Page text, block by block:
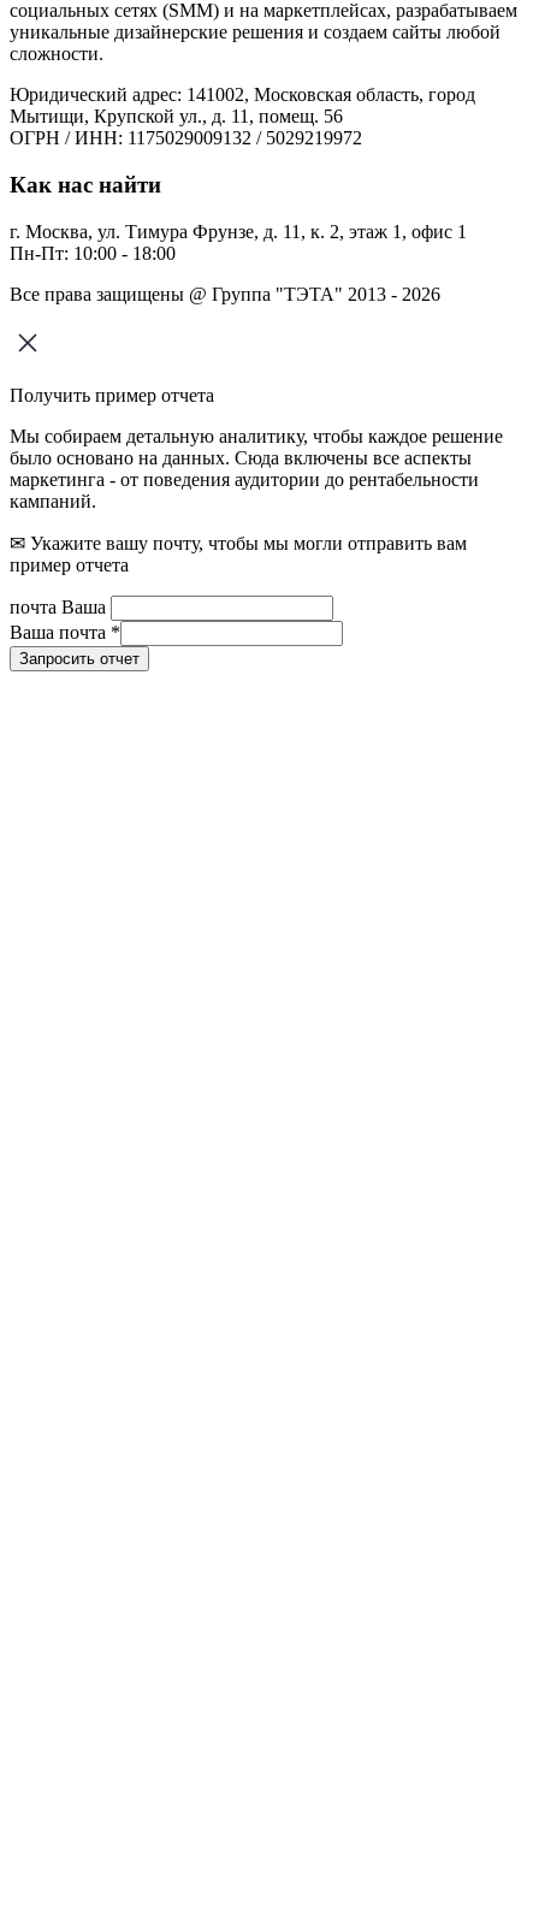
социальных сетях (SMM) и на маркетплейсах, разрабатываем
уникальные дизайнерские решения и создаем сайты любой
сложности.
Юридический адрес: 141002, Московская область, город
Мытищи, Крупской ул., д. 11, помещ. 56
ОГРН / ИНН: 1175029009132 / 5029219972
Как нас найти
г. Москва, ул. Тимура Фрунзе, д. 11, к. 2, этаж 1, офис 1
Пн-Пт: 10:00 - 18:00
Все права защищены @ Группа "ТЭТА" 2013 - 2026
Получить пример отчета
Мы собираем детальную аналитику, чтобы каждое решение
было основано на данных. Сюда включены все аспекты
маркетинга - от поведения аудитории до рентабельности
кампаний.
✉ Укажите вашу почту, чтобы мы могли отправить вам
пример отчета
почта Ваша
Ваша почта *
Запросить отчет